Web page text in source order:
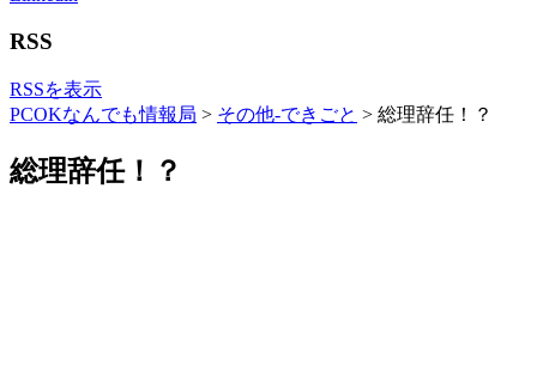
RSS
RSSを表示
PCOKなんでも情報局 > その他-できごと > 総理辞任！？
総理辞任！？